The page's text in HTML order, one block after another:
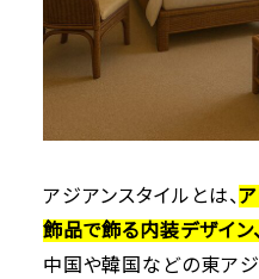
アジアンスタイルとは、
飾品で飾る内装デザイン
中国や韓国などの東ア